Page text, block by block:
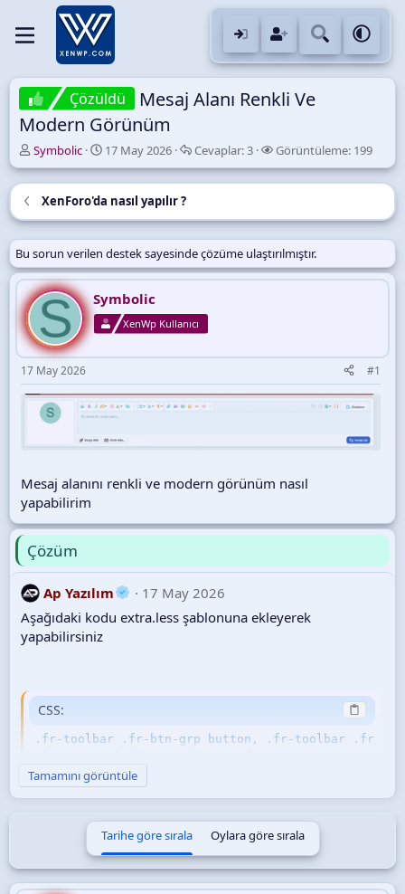
Çözüldü
Mesaj Alanı Renkli Ve
Modern Görünüm
K
o
n
u
a
ş
l
a
t
a
n
Symbolic
B
a
ş
l
n
g
ç
t
a
r
h
17 May 2026 Cevaplar: C
e
v
l
r
3 Görüntüleme: G
ö
r
t
e
199
XenForo'da nasıl yapılır ?
Bu sorun verilen destek sayesinde çözüme ulaştırılmıştır.
S Symbolic
XenWp Kullanıcı
17 May 2026 #1
Mesaj alanını renkli ve modern görünüm nasıl
yapabilirim
Çözüm
Ap Yazılım
17 May 2026
Aşağıdaki kodu extra.less şablonuna ekleyerek
yapabilirsiniz
CSS:
.fr-toolbar .fr-btn-grp button, .fr-toolbar .fr-
&:nth-child(1)
color: #18A1C8
&:nth-child(2) {
color: #8C72CB
&:nth-child(3) {
color: #35A68B;
Tamamını görüntüle
Tarihe göre sırala Oylara göre sırala